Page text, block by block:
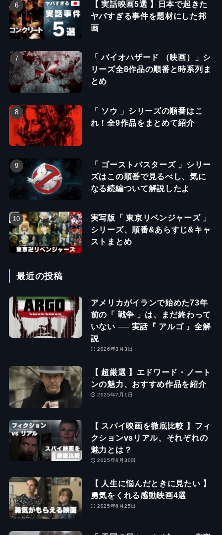
【 実話映画5選 】日本で起きた
ヤバすぎる事件を題材にした邦
画
「 バイオハザード （映画）」シ
リーズ全8作品の順番と時系列ま
とめ
「 ソウ 」シリーズの順番はこ
れ！全9作品をまとめて紹介
「 ゴーストバスターズ 」シリー
ズはこの順番で見るべし、気に
なる続編ついて解説したよ
実写版「 東京リベンジャーズ 」
シリーズ、順番&あらすじ&キャ
ストまとめ
最近の投稿
アメリカがイランで始めた73年
前の「 戦争 」は、まだ終わって
いない ── 実話『 アルゴ 』全解
説
2026年3月3日
【 超厳選 】エドワード・ノート
ンの魅力、おすすめ作品を紹介
2025年7月1日
【 スパイ映画を徹底比較 】フィ
クションvsリアル、それぞれの
魅力とは？
2025年6月30日
【 人生に悩んだときに見たい 】
勇気をくれる感動映画4選
2025年6月25日